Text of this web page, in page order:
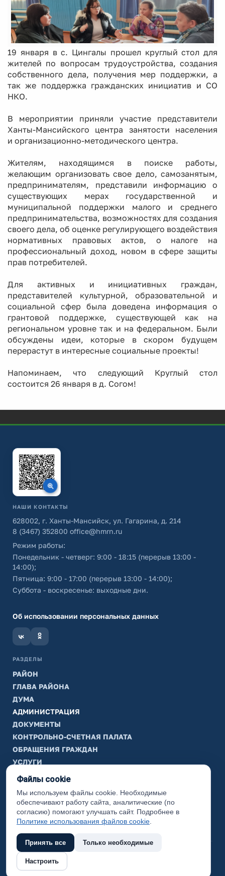
19 января в с. Цингалы прошел круглый стол для
жителей по вопросам трудоустройства, создания
собственного дела, получения мер поддержки, а
так же поддержка гражданских инициатив и СО
НКО.
В мероприятии приняли участие представители
Ханты-Мансийского центра занятости населения
и организационно-методического центра.
Жителям, находящимся в поиске работы,
желающим организовать свое дело, самозанятым,
предпринимателям, представили информацию о
существующих мерах государственной и
муниципальной поддержки малого и среднего
предпринимательства, возможностях для создания
своего дела, об оценке регулирующего воздействия
нормативных правовых актов, о налоге на
профессиональный доход, новом в сфере защиты
прав потребителей.
Для активных и инициативных граждан,
представителей культурной, образовательной и
социальной сфер была доведена информация о
грантовой поддержке, существующей как на
региональном уровне так и на федеральном. Были
обсуждены идеи, которые в скором будущем
перерастут в интересные социальные проекты!
Напоминаем, что следующий Круглый стол
состоится 26 января в д. Согом!
НАШИ КОНТАКТЫ
628002, г. Ханты-Мансийск, ул. Гагарина, д. 214
8 (3467) 352800 office@hmrn.ru
Режим работы:
Понедельник - четверг: 9:00 - 18:15 (перерыв 13:00 -
14:00);
Пятница: 9:00 - 17:00 (перерыв 13:00 - 14:00);
Суббота - воскресенье: выходные дни.
Об использовании персональных данных
РАЗДЕЛЫ
РАЙОН
ГЛАВА РАЙОНА
ДУМА
АДМИНИСТРАЦИЯ
ДОКУМЕНТЫ
КОНТРОЛЬНО-СЧЕТНАЯ ПАЛАТА
ОБРАЩЕНИЯ ГРАЖДАН
УСЛУГИ
ТИК
ИНФОРМАЦИЯ
Законодательная карта
Карта сайта
(с) 2017 Ханты-Мансийский район, официальный сайт
администрации
Файлы cookie
Мы используем файлы cookie. Необходимые
обеспечивают работу сайта, аналитические (по
согласию) помогают улучшать сайт. Подробнее в
Политике использования файлов cookie
Принять все Только необходимые
Настроить